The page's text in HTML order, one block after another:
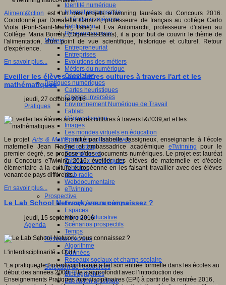
Identité numérique
Internet responsable
Littératie numérique
Publication
Réseaux sociaux
Métiers
Entrepreneuriat
Entreprises
Evolutions des métiers
Métiers du numérique
Orientation
Pratiques numériques
Cartes heuristiques
Classes inversées
Environnement Numérique de Travail
Fablab
Géolocalisation
Images
Les mondes virtuels en éducation
Pratiques collaboratives
Podcasting
Smartphones
Tableaux numériques
Tablettes
Web radio
Webdocumentaire
eTwinning
Prospective
Ecosystème numérique
Espaces
Politique éducative
Scénarios prospectifs
Temps
Réseaux sociaux
Algorithme
Données
Réseaux sociaux et champ scolaire
Sélection de ressources
Bibliographies
Education artistique
Aliment@ction est l'un des projets eTwinning lauréats du Concours 2016.
Coordonné par Donatella Camizzi, professeure de français au collège Carlo
Viola (Pont-Saint-Martin, Italie) et Eva Antomarchi, professeure d'italien au
Collège Maria Borrély (Digne-les-Bains), il a pour but de couvrir le thème de
l'alimentation, d'un point de vue scientifique, historique et culturel. Retour
d'expérience.
En savoir plus...
Eveiller les élèves aux autres cultures à travers l'art et les
mathématiques
jeudi, 27 octobre 2016
Pratiques
Le projetArts & Maths, initié par Isabelle Jassigneux, enseignante à l’école
maternelle Jean Racine et ambassadrice académique eTwinning pour le
premier degré, se propose d'des documents numériques. Le projet est lauréat
du Concours eTwining 2016. éveiller des élèves de maternelle et d'école
élémentaire à la culture européenne en les faisant travailler avec des élèves
venant de pays différents.
En savoir plus...
Le Lab School Network, vous connaissez ?
jeudi, 15 septembre 2016
Agenda
L'interdisciplinarité... OUI !
"La pratique de l’interdisciplinarité a fait son entrée formelle dans les écoles au
début des années 2000. Elle s’approfondit avec l’introduction des
Enseignements Pratiques Interdisciplinaires (EPI) à partir de la rentrée 2016,